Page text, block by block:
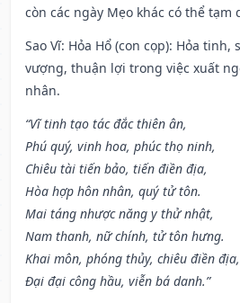
còn các ngày Mẹo khác có thể tạm
Sao Vĩ: Hỏa Hổ (con cọp): Hỏa
vượng, thuận lợi trong việc xuất
nhân.
“Vĩ tinh tạo tác đắc thiên ân,
Phú quý, vinh hoa, phúc thọ ninh,
Chiêu tài tiến bảo, tiến điền địa,
Hòa hợp hôn nhân, quý tử tôn.
Mai táng nhược năng y thử nhật,
Nam thanh, nữ chính, tử tôn hưng.
Khai môn, phóng thủy, chiêu điền địa,
Đại đại công hầu, viễn bá danh.”